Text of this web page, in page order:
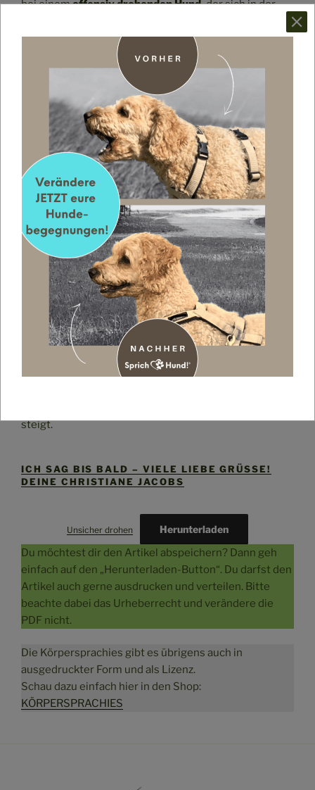
bei einemoffensiv drohenden Hund,der sich in der
und Abstand aufbaut, ist der defensiv drohende Hund
so „im Tunnel“, dass er sehr reaktiv handelt und nicht
mehr klar denken kann. Es kann also gut sein, dass er
auch noch nachsetzt, wenn der andere sich abwendet
und weggeht.
Ist so ein Hund deswegen böse??? Nein – ganz
bestimmt nicht und lass dir das auch nicht einreden!
So ein Hund braucht dringend deine Hilfe. Es ist deine
Aufgabe, wenn du so einen Hund hast, ihm zu zeigen,
dass es bessere Verhaltensweisen gibt, als nach vorne
zu gehen, um den Abstand zu bekommen, den er
braucht. Du kannst ihm helfen, mit seinen Ängsten
umzugehen und sie Stück für Stück abbauen – bis er
dieses unerwünschte Verhalten nicht mehr zeigen
muss.
Und auch hier gilt natürlich wieder: ein unsicher
drohender Hund muss nicht immer alle
Ausdrucksstrukturen nach hinten/unten haben.
Oftmals siehst du auch hier einzelne Körperpartien
steigt.
ICH SAG BIS BALD – VIELE LIEBE GRÜSSE! D
EINE CHRISTIANE JACOBS
Unsicher drohen Herunterladen
Du möchtest dir den Artikel abspeichern? Dann geh
einfach auf den „Herunterladen-Button“. Du darfst den
Artikel auch gerne ausdrucken und verteilen. Bitte
beachte dabei das Urheberrecht und verändere die
PDF nicht.
Die Körpersprachies gibt es übrigens auch in
ausgedruckter Form und als Lizenz.
Schau dazu einfach hier in den Shop:
KÖRPERSPRACHIES